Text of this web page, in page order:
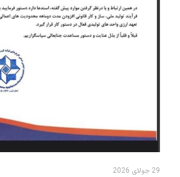
29 جولای 2026